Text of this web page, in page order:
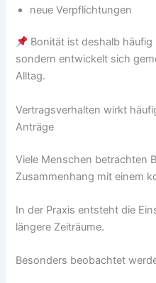
neue Verpflichtungen
Bonität ist deshalb
sondern entwickelt sich
Alltag.
Vertragsverhalten wirkt
Anträge
Viele Menschen betrachten
Zusammenhang mit einem
In der Praxis entsteht die
längere Zeiträume.
Besonders beobachtet